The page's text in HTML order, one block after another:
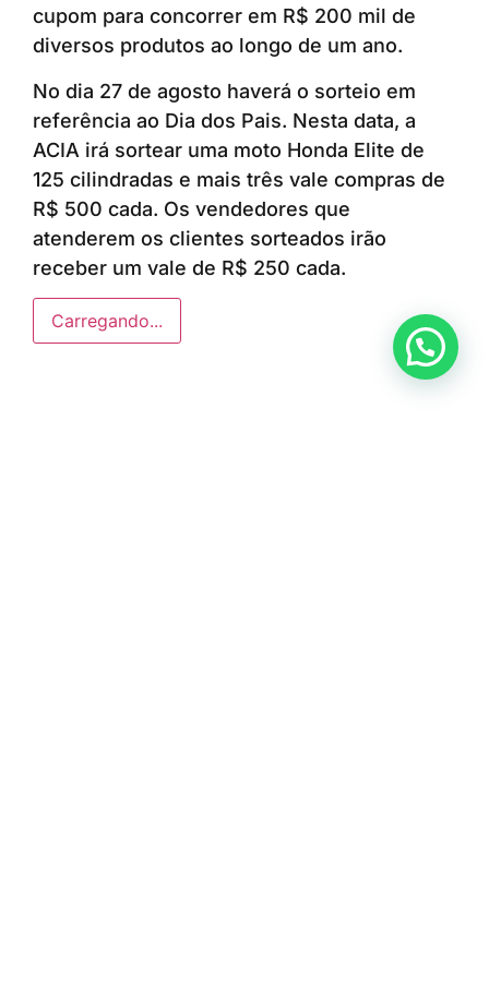
cupom para concorrer em R$ 200 mil de
diversos produtos ao longo de um ano.
No dia 27 de agosto haverá o sorteio em
referência ao Dia dos Pais. Nesta data, a
ACIA irá sortear uma moto Honda Elite de
125 cilindradas e mais três vale compras de
R$ 500 cada. Os vendedores que
atenderem os clientes sorteados irão
receber um vale de R$ 250 cada.
Carregando...
Anunciar ou recomendar matéria